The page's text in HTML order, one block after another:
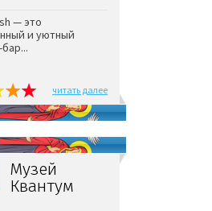
— это
и уютный
читать далее
Музей
Квантум